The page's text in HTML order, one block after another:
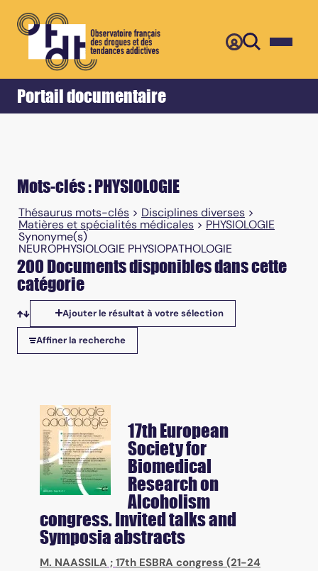
Portail documentaire
Accueil Retour
Mots-clés : PHYSIOLOGIE
Thésaurus mots-clés > Disciplines diverses >
Matières et spécialités médicales > PHYSIOLOGIE
Synonyme(s)
NEUROPHYSIOLOGIE PHYSIOPATHOLOGIE
200 Documents disponibles dans cette
catégorie
Tris disponibles
Ajouter le résultat à votre sélection
Affiner la recherche
17th European
Society for
Biomedical
Research on
Alcoholism
congress. Invited talks and
Symposia abstracts
M. NAASSILA ; 17th ESBRA congress (21-24